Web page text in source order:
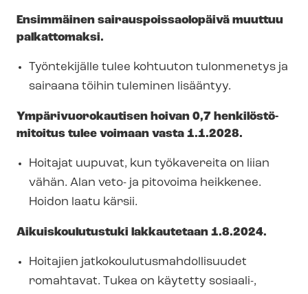
Ensimmäinen sai­raus­pois­sao­lo­päi­vä muuttuu
palkattomaksi.
Työntekijälle tulee kohtuuton tulonmenetys ja
sairaana töihin tuleminen lisääntyy.
Ym­pä­ri­vuo­ro­kau­ti­sen hoivan 0,7 hen­ki­lös­tö­
mi­toi­tus tulee voimaan vasta 1.1.2028.
Hoitajat uupuvat, kun työkavereita on liian
vähän. Alan veto- ja pitovoima heikkenee.
Hoidon laatu kärsii.
Ai­kuis­kou­lu­tus­tu­ki lakkautetaan 1.8.2024.
Hoitajien jat­ko­kou­lu­tus­mah­dol­li­suu­det
romahtavat. Tukea on käytetty sosiaali-,